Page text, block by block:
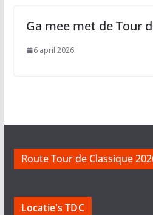
Ga mee met de Tour
6 april 2026
Route Tour de Classique
Locatie's TDC